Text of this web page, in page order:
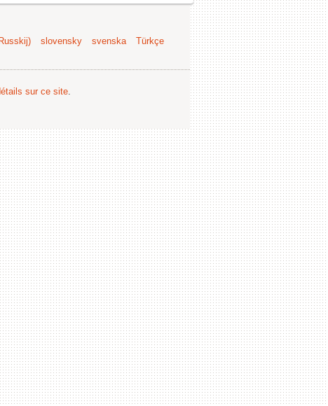
slovensky svenska
Türkçe
sur ce site.